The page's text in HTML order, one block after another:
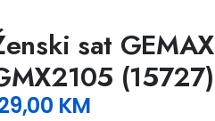
sat GEMAX
(15727)
KM